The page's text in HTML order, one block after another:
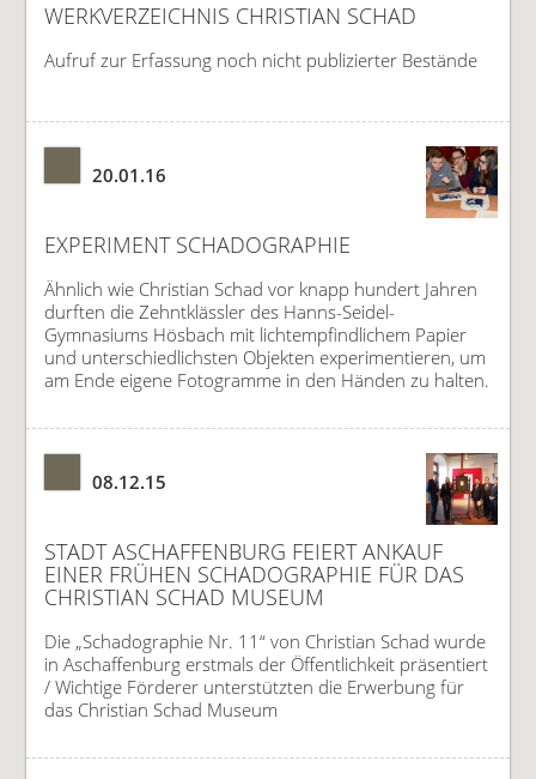
WERKVERZEICHNIS CHRISTIAN SCHAD
Aufruf zur Erfassung noch nicht publizierter Bestände
20.01.16
EXPERIMENT SCHADOGRAPHIE
Ähnlich wie Christian Schad vor knapp hundert Jahren
durften die Zehntklässler des Hanns-Seidel-
Gymnasiums Hösbach mit lichtempfindlichem Papier
und unterschiedlichsten Objekten experimentieren, um
am Ende eigene Fotogramme in den Händen zu halten.
08.12.15
STADT ASCHAFFENBURG FEIERT ANKAUF
EINER FRÜHEN SCHADOGRAPHIE FÜR DAS
CHRISTIAN SCHAD MUSEUM
Die „Schadographie Nr. 11“ von Christian Schad wurde
in Aschaffenburg erstmals der Öffentlichkeit präsentiert
/ Wichtige Förderer unterstützten die Erwerbung für
das Christian Schad Museum